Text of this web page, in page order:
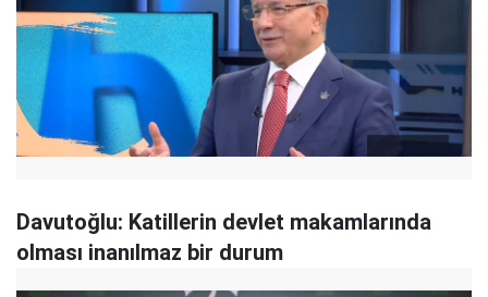
Davutoğlu: Katillerin devlet makamlarında
olması inanılmaz bir durum